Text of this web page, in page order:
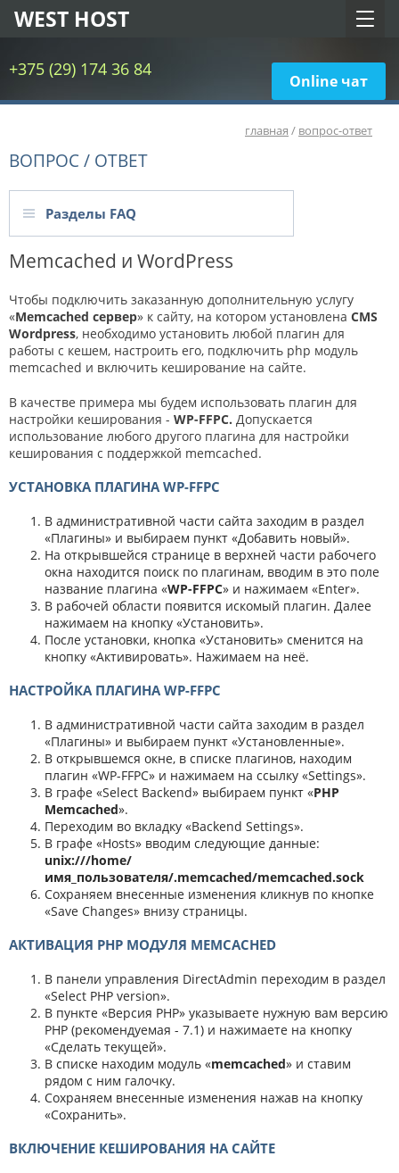
+375 (29) 174 36 84
Online чат
WEST HOST
главная / вопрос-ответ
ВОПРОС / ОТВЕТ
Разделы FAQ
Memcached и WordPress
Чтобы подключить заказанную дополнительную услугу
«Memcached сервер» к сайту, на котором установлена CMS
Wordpress, необходимо установить любой плагин для
работы с кешем, настроить его, подключить php модуль
memcached и включить кеширование на сайте.
В качестве примера мы будем использовать плагин для
настройки кеширования - WP-FFPC. Допускается
использование любого другого плагина для настройки
кеширования с поддержкой memcached.
УСТАНОВКА ПЛАГИНА WP-FFPC
В административной части сайта заходим в раздел
«Плагины» и выбираем пункт «Добавить новый».
На открывшейся странице в верхней части рабочего
окна находится поиск по плагинам, вводим в это поле
название плагина «WP-FFPC» и нажимаем «Enter».
В рабочей области появится искомый плагин. Далее
нажимаем на кнопку «Установить».
После установки, кнопка «Установить» сменится на
кнопку «Активировать». Нажимаем на неё.
НАСТРОЙКА ПЛАГИНА WP-FFPC
В административной части сайта заходим в раздел
«Плагины» и выбираем пункт «Установленные».
В открывшемся окне, в списке плагинов, находим
плагин «WP-FFPC» и нажимаем на ссылку «Settings».
В графе «Select Backend» выбираем пункт «PHP
Memcached».
Переходим во вкладку «Backend Settings».
В графе «Hosts» вводим следующие данные:
unix:///home/
имя_пользователя/.memcached/memcached.sock
Сохраняем внесенные изменения кликнув по кнопке
«Save Changes» внизу страницы.
АКТИВАЦИЯ PHP МОДУЛЯ MEMCACHED
В панели управления DirectAdmin переходим в раздел
«Select PHP version».
В пункте «Версия PHP» указываете нужную вам версию
PHP (рекомендуемая - 7.1) и нажимаете на кнопку
«Сделать текущей».
В списке находим модуль «memcached» и ставим
рядом с ним галочку.
Сохраняем внесенные изменения нажав на кнопку
«Сохранить».
ВКЛЮЧЕНИЕ КЕШИРОВАНИЯ НА САЙТЕ